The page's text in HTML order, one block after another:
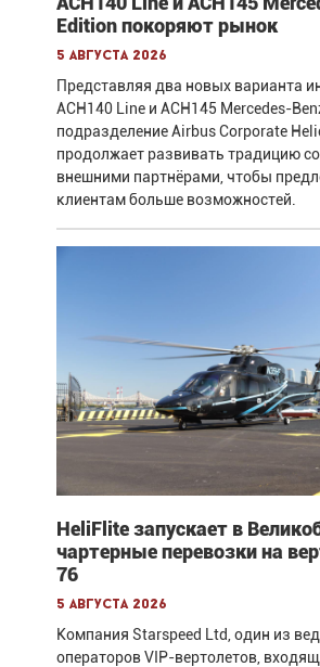
Edition покоряют рынок
5 августа 2026
Представляя два новых варианта
ACH140 Line и ACH145 Mercedes-
подразделение Airbus Corporate
продолжает развивать традицию
внешними партнёрами, чтобы
клиентам больше возможностей.
HeliFlite запускает в
чартерные перевозки на
76
5 августа 2026
Компания Starspeed Ltd, один из
операторов VIP-вертолетов,